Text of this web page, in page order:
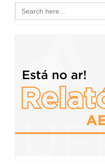
Search
for: